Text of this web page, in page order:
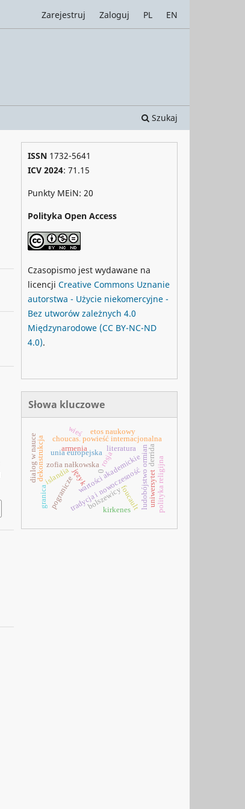
Szukaj
Zarejestruj Zaloguj PL EN
ISSN 1732-5641
ICV 2024: 71.15
Punkty MEiN: 20
Polityka Open Access
Czasopismo jest wydawane na
licencji Creative Commons Uznanie
autorstwa - Użycie niekomercyjne -
Bez utworów zależnych 4.0
Międzynarodowe (CC BY-NC-ND
4.0).
Słowa kluczowe
rosja
tradycja i nowoczesnośćludobójstwo ormian
0
literatura
zofia nałkowska
choucas. powieść internacjonalna
uniwersytet
wartości akademickie
dekonstrukcja derrida
foucault
język
bolszewicy polityka religijna
unia europejska
armenia
islandia
etos naukowy
kirkenes
pogranicze
granica
dialog w nauce
wieś